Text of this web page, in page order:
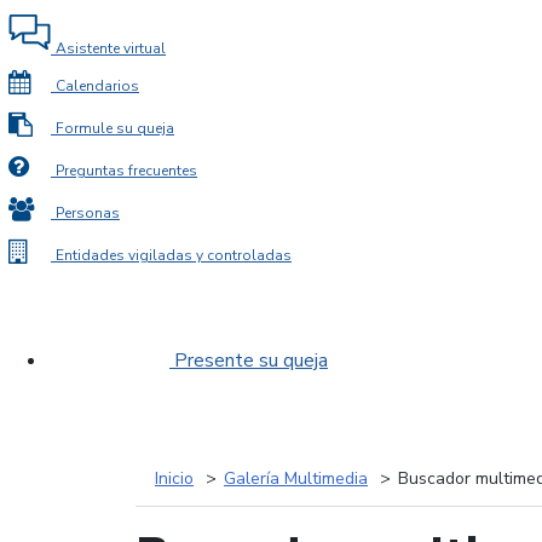
Asistente virtual
Calendarios
Formule su queja
Preguntas frecuentes
Personas
Entidades vigiladas y controladas
Presente su queja
Inicio Galería Multimedia Buscador